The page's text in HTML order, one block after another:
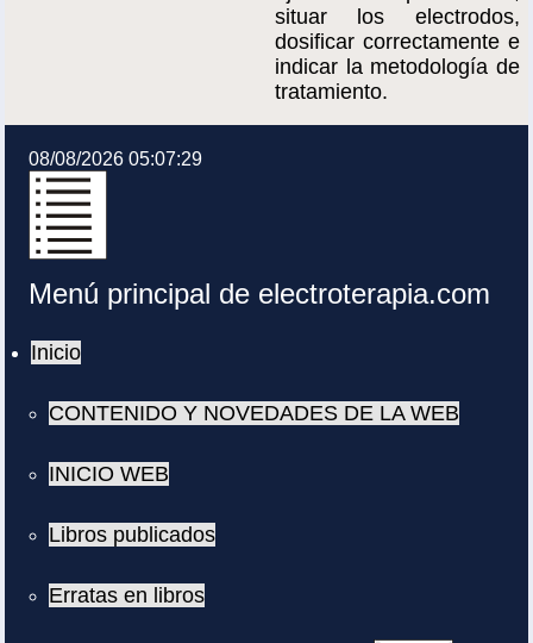
situar los electrodos,
dosificar correctamente e
indicar la metodología de
tratamiento.
08/08/2026 05:07:29
Menú principal de electroterapia.com
Inicio
CONTENIDO Y NOVEDADES DE LA WEB
INICIO WEB
Libros publicados
Erratas en libros